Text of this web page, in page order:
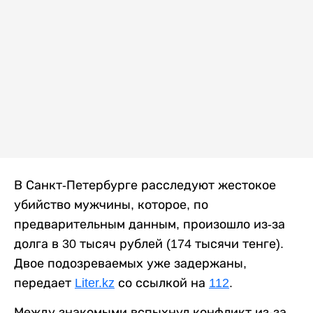
В Санкт-Петербурге расследуют жестокое
убийство мужчины, которое, по
предварительным данным, произошло из-за
долга в 30 тысяч рублей (174 тысячи тенге).
Двое подозреваемых уже задержаны,
передает Liter.kz со ссылкой на 112.